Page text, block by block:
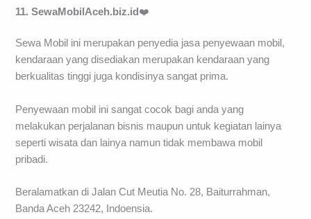
11. SewaMobilAceh.biz.id❤️
Sewa Mobil ini merupakan penyedia jasa penyewaan mobil,
kendaraan yang disediakan merupakan kendaraan yang
berkualitas tinggi juga kondisinya sangat prima.
Penyewaan mobil ini sangat cocok bagi anda yang
melakukan perjalanan bisnis maupun untuk kegiatan lainya
seperti wisata dan lainya namun tidak membawa mobil
pribadi.
Beralamatkan di Jalan Cut Meutia No. 28, Baiturrahman,
Banda Aceh 23242, Indoensia.